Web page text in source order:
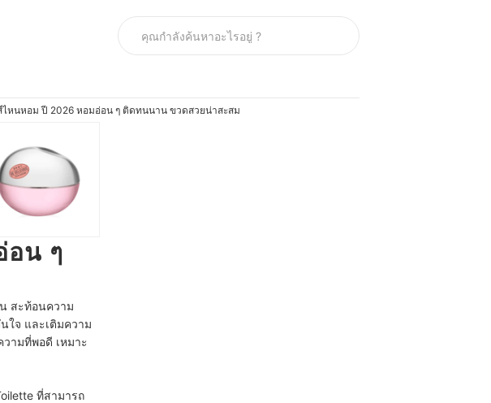
ไหนหอม ปี 2026 หอมอ่อน ๆ ติดทนนาน ขวดสวยน่าสะสม
อน ๆ
สะท้อนความ
ใจ และเติมความ
ามที่พอดี เหมาะ
ที่สามารถ